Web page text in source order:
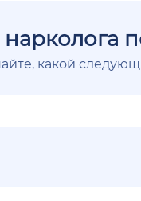
какой